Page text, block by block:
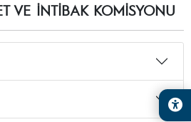
VE İNTİBAK KOMİSYONU